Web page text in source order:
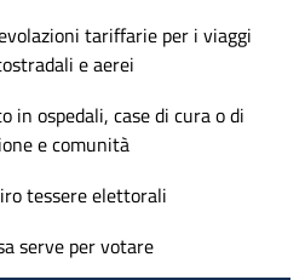
tariffarie per i viaggi
e aerei
in ospedali, case di cura o di
e comunità
tessere elettorali
serve per votare